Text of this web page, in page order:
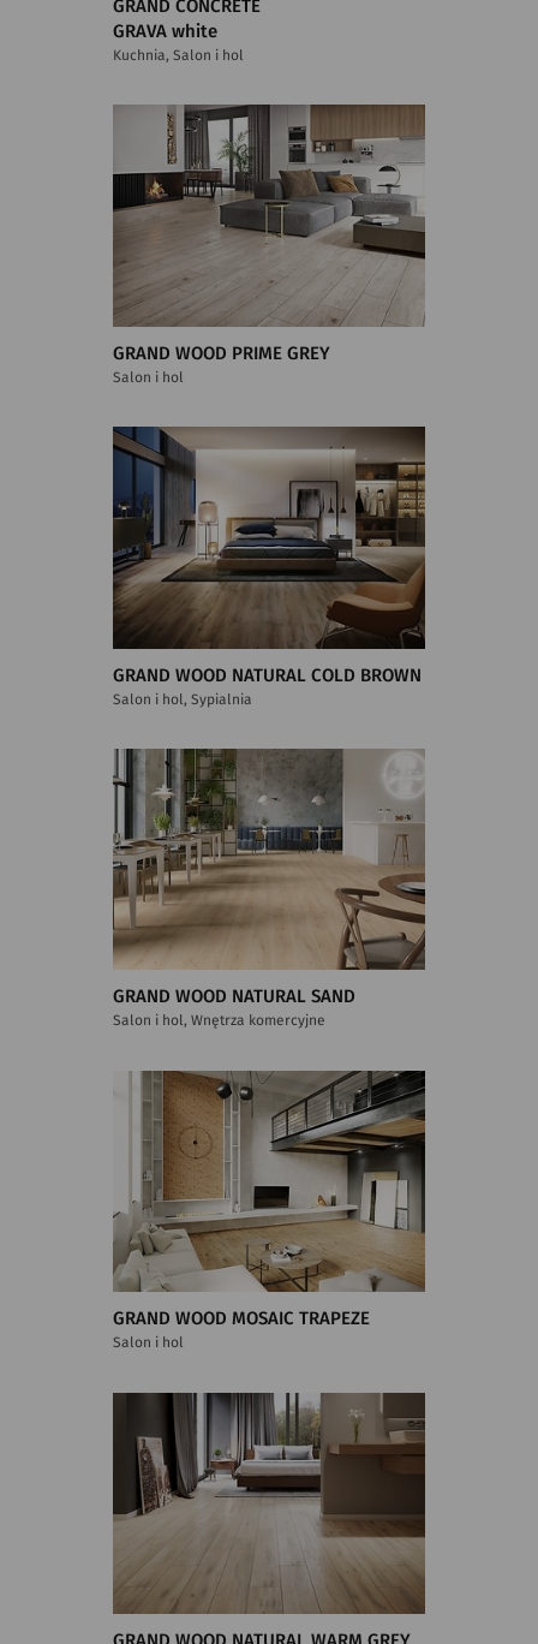
GRAND CONCRETE
GRAVA white
Kuchnia, Salon i hol
GRAND WOOD PRIME GREY
Salon i hol
GRAND WOOD NATURAL COLD BROWN
Salon i hol, Sypialnia
GRAND WOOD NATURAL SAND
Salon i hol, Wnętrza komercyjne
GRAND WOOD MOSAIC TRAPEZE
Salon i hol